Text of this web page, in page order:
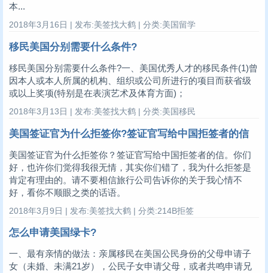
本...
2018年3月16日 | 发布:美签找大鹤 | 分类:美国留学
移民美国分别需要什么条件?
移民美国分别需要什么条件?一、美国优秀人才的移民条件(1)曾
因本人或本人所属的机构、组织或公司所进行的项目而获省级
或以上奖项(特别是在表演艺术及体育方面)；
2018年3月13日 | 发布:美签找大鹤 | 分类:美国移民
美国签证官为什么拒签你?签证官写给中国拒签者的信
美国签证官为什么拒签你？签证官写给中国拒签者的信。你们
好，也许你们觉得我很无情，其实你们错了，我为什么拒签是
肯定有理由的。请不要相信旅行公司告诉你的关于我心情不
好，看你不顺眼之类的话语。
2018年3月9日 | 发布:美签找大鹤 | 分类:214B拒签
怎么申请美国绿卡?
一、最有亲情的做法：亲属移民在美国公民身份的父母申请子
女（未婚、未满21岁），公民子女申请父母，或者共鸣申请兄